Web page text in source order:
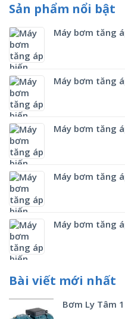
Sản phẩm nổi bật
Máy bơm tăng
Máy bơm tăng
Máy bơm tăng
Máy bơm tăng
Máy bơm tăng
Bài viết mới nhất
Bơm Ly Tâm